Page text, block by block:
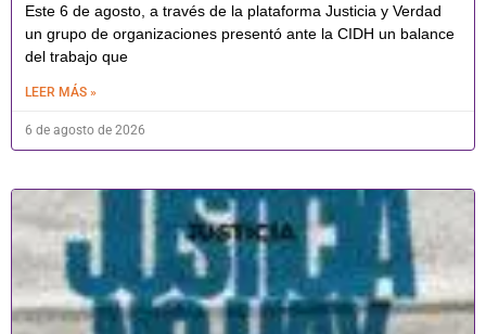
Este 6 de agosto, a través de la plataforma Justicia y Verdad
un grupo de organizaciones presentó ante la CIDH un balance
del trabajo que
LEER MÁS »
6 de agosto de 2026